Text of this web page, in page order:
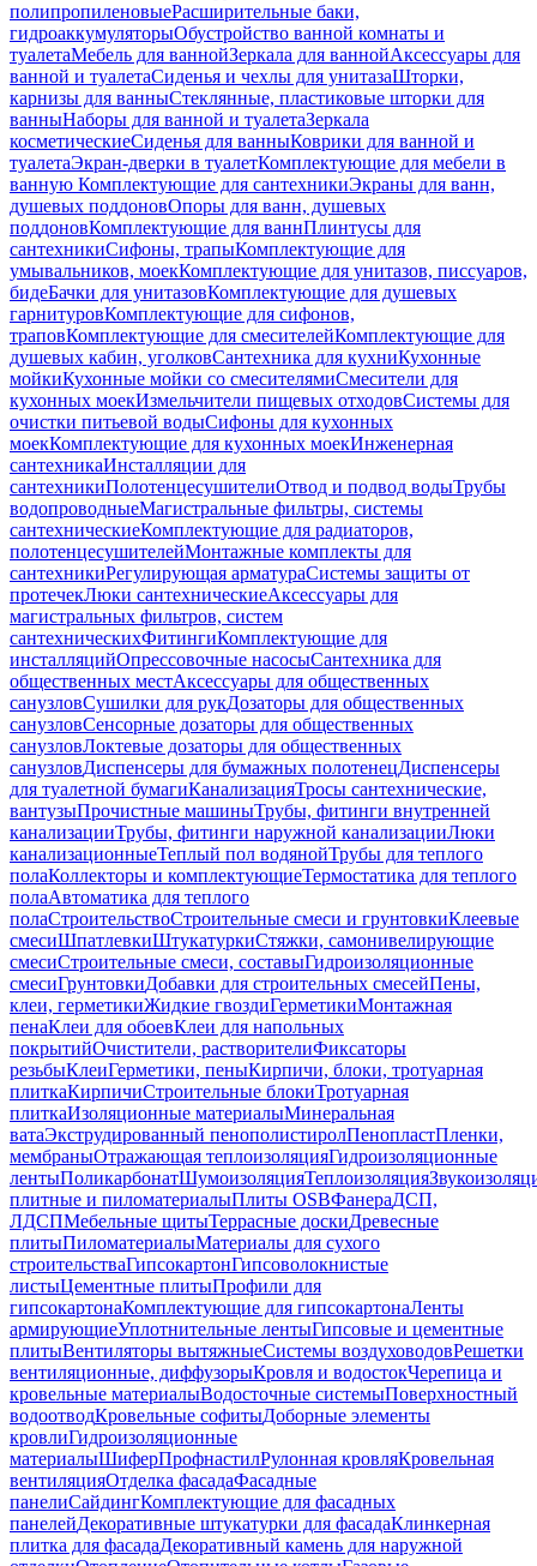
полипропиленовыеРасширительные баки,
гидроаккумуляторыОбустройство ванной комнаты и
туалетаМебель для ваннойЗеркала для ваннойАксессуары для
ванной и туалетаСиденья и чехлы для унитазаШторки,
карнизы для ванныСтеклянные, пластиковые шторки для
ванныНаборы для ванной и туалетаЗеркала
косметическиеСиденья для ванныКоврики для ванной и
туалетаЭкран-дверки в туалетКомплектующие для мебели в
ванную Комплектующие для сантехникиЭкраны для ванн,
душевых поддоновОпоры для ванн, душевых
поддоновКомплектующие для ваннПлинтусы для
сантехникиСифоны, трапыКомплектующие для
умывальников, моекКомплектующие для унитазов, писсуаров,
бидеБачки для унитазовКомплектующие для душевых
гарнитуровКомплектующие для сифонов,
траповКомплектующие для смесителейКомплектующие для
душевых кабин, уголковСантехника для кухниКухонные
мойкиКухонные мойки со смесителямиСмесители для
кухонных моекИзмельчители пищевых отходовСистемы для
очистки питьевой водыСифоны для кухонных
моекКомплектующие для кухонных моекИнженерная
сантехникаИнсталляции для
сантехникиПолотенцесушителиОтвод и подвод водыТрубы
водопроводныеМагистральные фильтры, системы
сантехническиеКомплектующие для радиаторов,
полотенцесушителейМонтажные комплекты для
сантехникиРегулирующая арматураСистемы защиты от
протечекЛюки сантехническиеАксессуары для
магистральных фильтров, систем
сантехническихФитингиКомплектующие для
инсталляцийОпрессовочные насосыСантехника для
общественных местАксессуары для общественных
санузловСушилки для рукДозаторы для общественных
санузловСенсорные дозаторы для общественных
санузловЛоктевые дозаторы для общественных
санузловДиспенсеры для бумажных полотенецДиспенсеры
для туалетной бумагиКанализацияТросы сантехнические,
вантузыПрочистные машиныТрубы, фитинги внутренней
канализацииТрубы, фитинги наружной канализацииЛюки
канализационныеТеплый пол водянойТрубы для теплого
полаКоллекторы и комплектующиеТермостатика для теплого
полаАвтоматика для теплого
полаСтроительствоСтроительные смеси и грунтовкиКлеевые
смесиШпатлевкиШтукатуркиСтяжки, самонивелирующие
смесиСтроительные смеси, составыГидроизоляционные
смесиГрунтовкиДобавки для строительных смесейПены,
клеи, герметикиЖидкие гвоздиГерметикиМонтажная
пенаКлеи для обоевКлеи для напольных
покрытийОчистители, растворителиФиксаторы
резьбыКлеиГерметики, пеныКирпичи, блоки, тротуарная
плиткаКирпичиСтроительные блокиТротуарная
плиткаИзоляционные материалыМинеральная
ватаЭкструдированный пенополистиролПенопластПленки,
мембраныОтражающая теплоизоляцияГидроизоляционные
лентыПоликарбонатШумоизоляцияТеплоизоляция
плитные и пиломатериалыПлиты OSBФанераДСП,
ЛДСПМебельные щитыТеррасные доскиДревесные
плитыПиломатериалыМатериалы для сухого
строительстваГипсокартонГипсоволокнистые
листыЦементные плитыПрофили для
гипсокартонаКомплектующие для гипсокартонаЛенты
армирующиеУплотнительные лентыГипсовые и цементные
плитыВентиляторы вытяжныеСистемы воздуховодовРешетки
вентиляционные, диффузорыКровля и водостокЧерепица и
кровельные материалыВодосточные системыПоверхностный
водоотводКровельные софитыДоборные элементы
кровлиГидроизоляционные
материалыШиферПрофнастилРулонная кровляКровельная
вентиляцияОтделка фасадаФасадные
панелиСайдингКомплектующие для фасадных
панелейДекоративные штукатурки для фасадаКлинкерная
плитка для фасадаДекоративный камень для наружной